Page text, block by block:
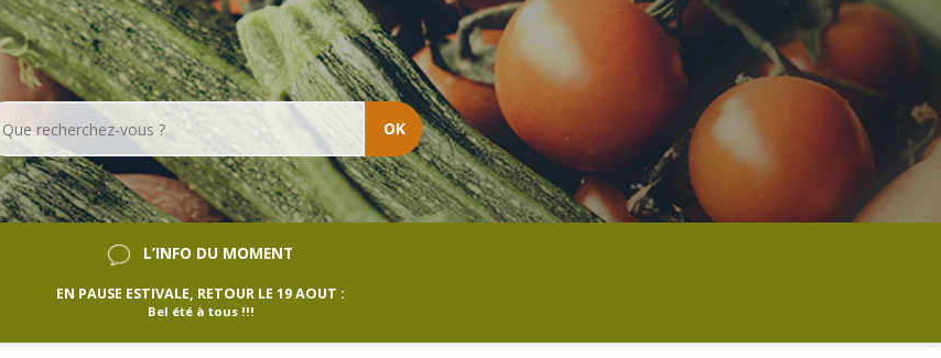
OK
L’INFO DU MOMENT
EN PAUSE ESTIVALE, RETOUR LE 19 AOUT :
Bel été à tous !!!